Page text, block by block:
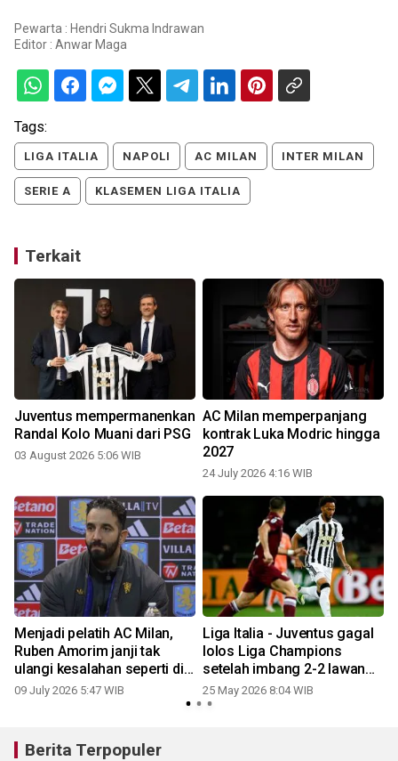
Pewarta : Hendri Sukma Indrawan
Editor : Anwar Maga
Tags:
LIGA ITALIA NAPOLI AC MILAN INTER MILAN
SERIE A KLASEMEN LIGA ITALIA
Terkait
Juventus mempermanenkan
Randal Kolo Muani dari PSG
03 August 2026 5:06 WIB
AC Milan memperpanjang
kontrak Luka Modric hingga
2027
24 July 2026 4:16 WIB
Menjadi pelatih AC Milan,
Ruben Amorim janji tak
ulangi kesalahan seperti di
MU
09 July 2026 5:47 WIB
Liga Italia - Juventus gagal
lolos Liga Champions
setelah imbang 2-2 lawan
Torino
25 May 2026 8:04 WIB
Berita Terpopuler